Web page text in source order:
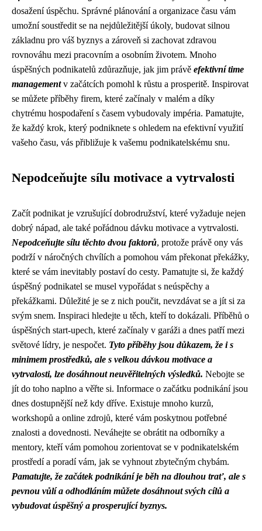
dosažení úspěchu. Správné plánování a organizace času vám
umožní soustředit se na nejdůležitější úkoly, budovat silnou
základnu pro váš byznys a zároveň si zachovat zdravou
rovnováhu mezi pracovním a osobním životem. Mnoho
úspěšných podnikatelů zdůrazňuje, jak jim právě efektivní time
managementv začátcích pomohl k růstu a prosperitě. Inspirovat
se můžete příběhy firem, které začínaly v malém a díky
chytrému hospodaření s časem vybudovaly impéria. Pamatujte,
že každý krok, který podniknete s ohledem na efektivní využití
vašeho času, vás přibližuje k vašemu podnikatelskému snu.
Nepodceňujte sílu motivace a vytrvalosti
Začít podnikat je vzrušující dobrodružství, které vyžaduje nejen
dobrý nápad, ale také pořádnou dávku motivace a vytrvalosti.
Nepodceňujte sílu těchto dvou faktorů, protože právě ony vás
podrží v náročných chvílích a pomohou vám překonat překážky,
které se vám inevitably postaví do cesty. Pamatujte si, že každý
úspěšný podnikatel se musel vypořádat s neúspěchy a
překážkami. Důležité je se z nich poučit, nevzdávat se a jít si za
svým snem. Inspiraci hledejte u těch, kteří to dokázali. Příběhů o
úspěšných start-upech, které začínaly v garáži a dnes patří mezi
světové lídry, je nespočet. Tyto příběhy jsou důkazem, že i s
minimem prostředků, ale s velkou dávkou motivace a
vytrvalosti, lze dosáhnout neuvěřitelných výsledků. Nebojte se
jít do toho naplno a věřte si. Informace o začátku podnikání jsou
dnes dostupnější než kdy dříve. Existuje mnoho kurzů,
workshopů a online zdrojů, které vám poskytnou potřebné
znalosti a dovednosti. Neváhejte se obrátit na odborníky a
mentory, kteří vám pomohou zorientovat se v podnikatelském
prostředí a poradí vám, jak se vyhnout zbytečným chybám.
Pamatujte, že začátek podnikání je běh na dlouhou trať, ale s
pevnou vůlí a odhodláním můžete dosáhnout svých cílů a
vybudovat úspěšný a prosperující byznys.